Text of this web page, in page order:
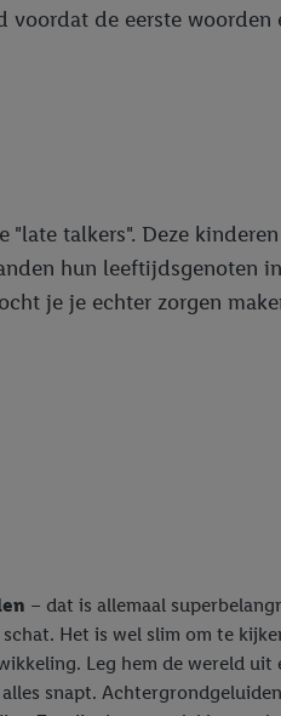
de eerste woorden
talkers". Deze
hun leeftijdsgenoten
je je echter zorgen
– dat is allemaal
Het is wel slim om te
Leg hem de wereld uit
snapt.